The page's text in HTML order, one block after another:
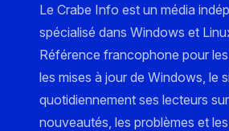
Le Crabe Info est un média
spécialisé dans Windows et
Référence francophone pour
les mises à jour de Windows, le
quotidiennement ses lecteurs
nouveautés, les problèmes et